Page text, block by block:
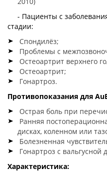
- Пациенты с
стадии:
Спондилёз;
Проблемы с
Остеоартрит верхнего
Остеоартрит;
Гонартроз.
Противопоказания для
Острая боль при
Ранняя
дисках, коленном или
Болезненная
Гонартроз с
Характеристика: